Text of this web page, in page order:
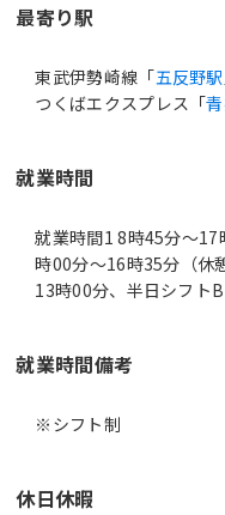
最寄り駅
東武伊勢崎線「五反野駅
つくばエクスプレス「
就業時間
就業時間1 8時45分〜
時00分〜16時35分（休
13時00分、半日シフト
就業時間備考
休日休暇